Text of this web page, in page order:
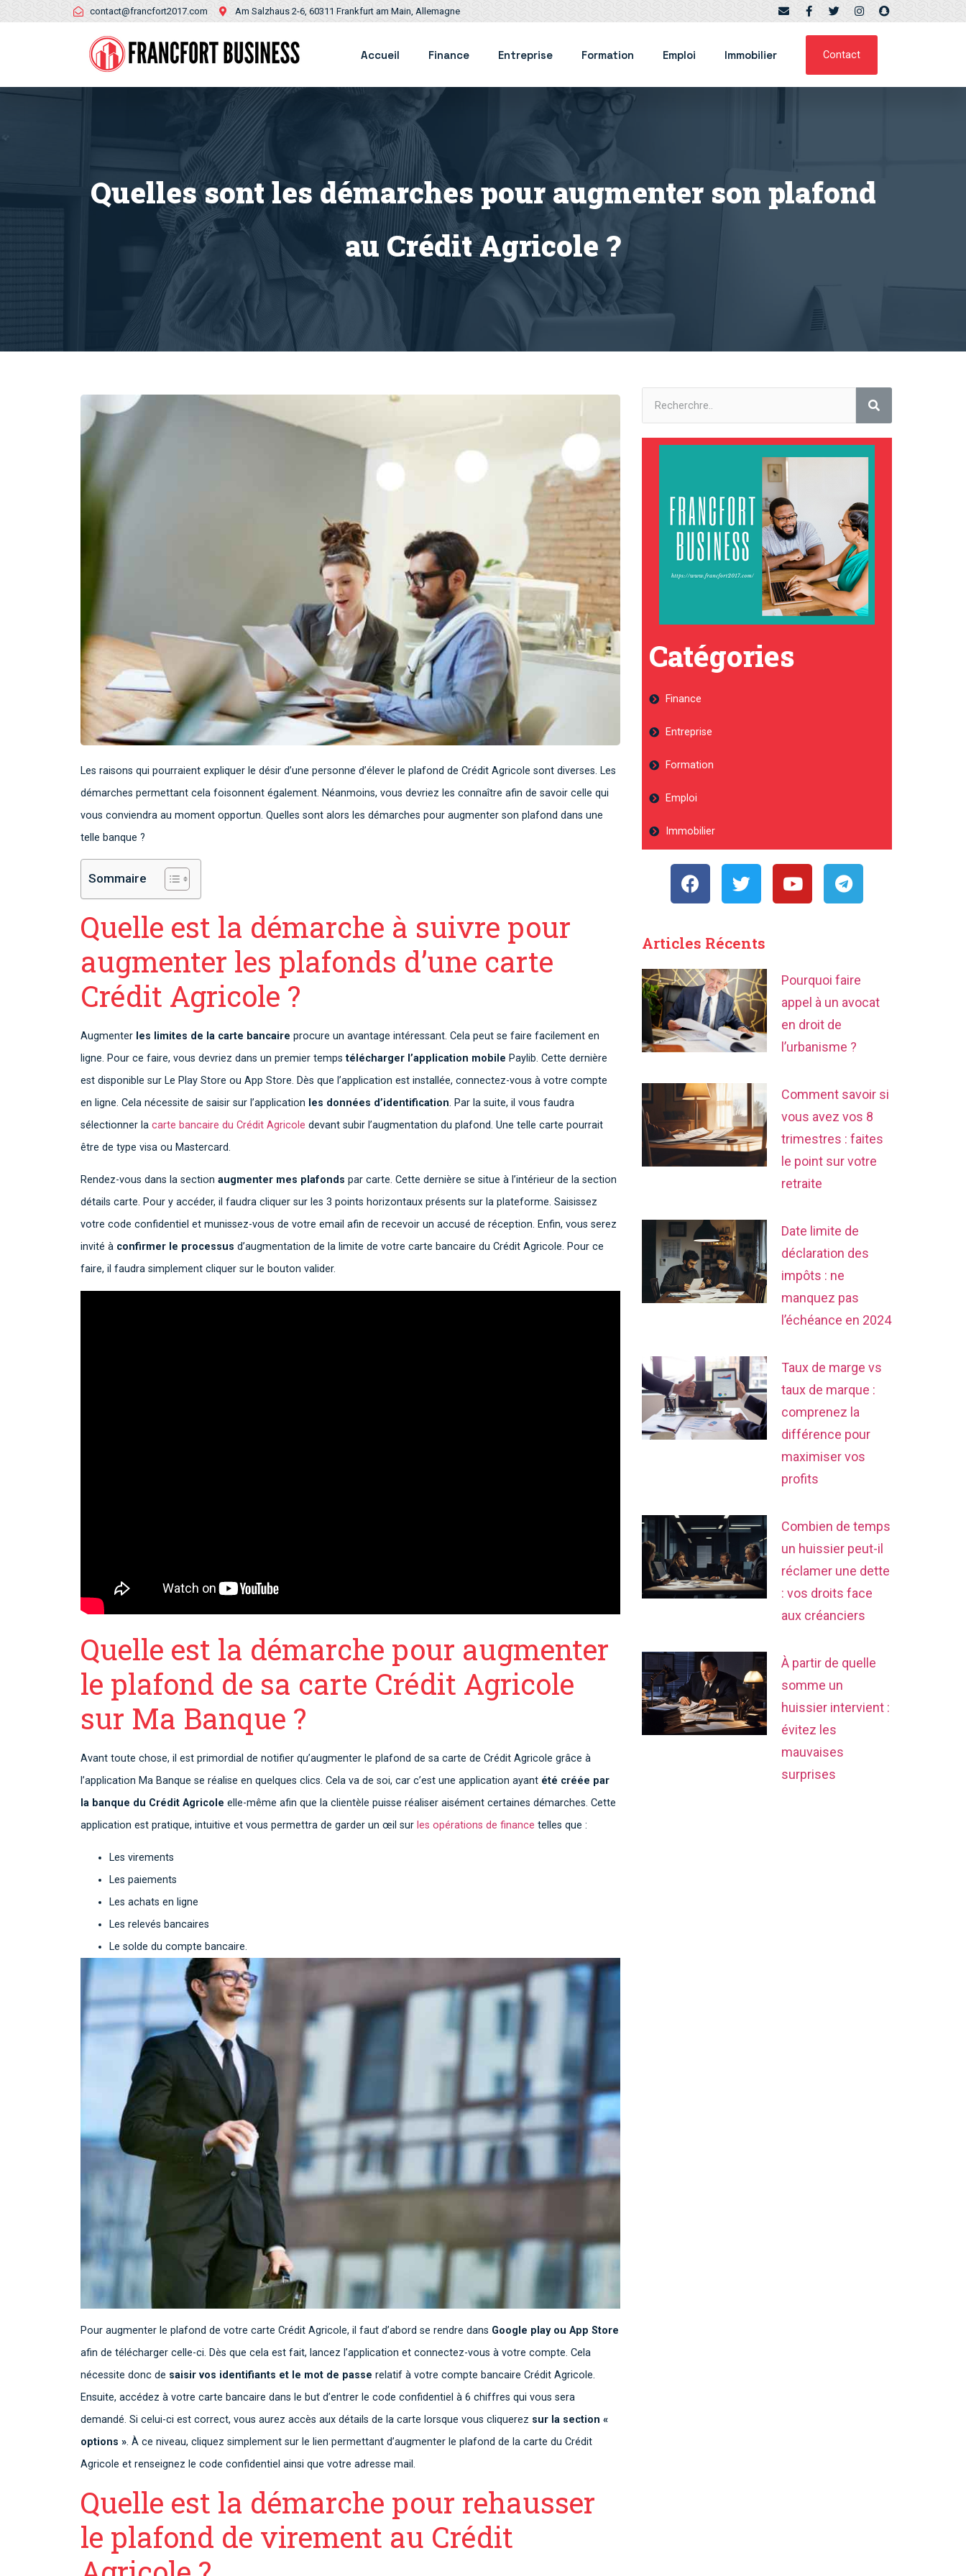
contact@francfort2017.com Am Salzhaus 2-6, 60311 Frankfurt am Main, Allemagne
Accueil Finance Entreprise Formation Emploi Immobilier Contact
Quelles sont les démarches pour augmenter son plafond
au Crédit Agricole ?
Les raisons qui pourraient expliquer le désir d’une personne d’élever le plafond de Crédit Agricole sont diverses. Les
démarches permettant cela foisonnent également. Néanmoins, vous devriez les connaître afin de savoir celle qui
vous conviendra au moment opportun. Quelles sont alors les démarches pour augmenter son plafond dans une
telle banque ?
Sommaire
Quelle est la démarche à suivre pour
augmenter les plafonds d’une carte
Crédit Agricole ?
Augmenter les limites de la carte bancaire procure un avantage intéressant. Cela peut se faire facilement en
ligne. Pour ce faire, vous devriez dans un premier tempstélécharger l’application mobile Paylib. Cette dernière
est disponible sur Le Play Store ou App Store. Dès que l’application est installée, connectez-vous à votre compte
en ligne. Cela nécessite de saisir sur l’application les données d’identification. Par la suite, il vous faudra
sélectionner la carte bancaire du Crédit Agricole devant subir l’augmentation du plafond. Une telle carte pourrait
être de type visa ou Mastercard.
Rendez-vous dans la section augmenter mes plafonds par carte. Cette dernière se situe à l’intérieur de la section
détails carte. Pour y accéder, il faudra cliquer sur les 3 points horizontaux présents sur la plateforme. Saisissez
votre code confidentiel et munissez-vous de votre email afin de recevoir un accusé de réception. Enfin, vous serez
invité à confirmer le processus d’augmentation de la limite de votre carte bancaire du Crédit Agricole. Pour ce
faire, il faudra simplement cliquer sur le bouton valider.
Quelle est la démarche pour augmenter
le plafond de sa carte Crédit Agricole
sur Ma Banque ?
Avant toute chose, il est primordial de notifier qu’augmenter le plafond de sa carte de Crédit Agricole grâce à
l’application Ma Banque se réalise en quelques clics. Cela va de soi, car c’est une application ayant été créée par
la banque du Crédit Agricole elle-même afin que la clientèle puisse réaliser aisément certaines démarches. Cette
application est pratique, intuitive et vous permettra de garder un œil sur les opérations de finance telles que :
Les virements
Les paiements
Les achats en ligne
Les relevés bancaires
Le solde du compte bancaire.
Pour augmenter le plafond de votre carte Crédit Agricole, il faut d’abord se rendre dans Google play ou App Store
afin de télécharger celle-ci. Dès que cela est fait, lancez l’application et connectez-vous à votre compte. Cela
nécessite donc de saisir vos identifiants et le mot de passe relatif à votre compte bancaire Crédit Agricole.
Ensuite, accédez à votre carte bancaire dans le but d’entrer le code confidentiel à 6 chiffres qui vous sera
demandé. Si celui-ci est correct, vous aurez accès aux détails de la carte lorsque vous cliquerez sur la section «
options ». À ce niveau, cliquez simplement sur le lien permettant d’augmenter le plafond de la carte du Crédit
Agricole et renseignez le code confidentiel ainsi que votre adresse mail.
Quelle est la démarche pour rehausser
le plafond de virement au Crédit
Catégories
Finance
Entreprise
Formation
Emploi
Immobilier
Articles Récents
Pourquoi faire
appel à un avocat
en droit de
l’urbanisme ?
Comment savoir si
vous avez vos 8
trimestres : faites
le point sur votre
retraite
Date limite de
déclaration des
impôts : ne
manquez pas
l’échéance en 2024
Taux de marge vs
taux de marque :
comprenez la
différence pour
maximiser vos
profits
Combien de temps
un huissier peut-il
réclamer une dette
: vos droits face
aux créanciers
À partir de quelle
somme un
huissier intervient :
évitez les
mauvaises
surprises